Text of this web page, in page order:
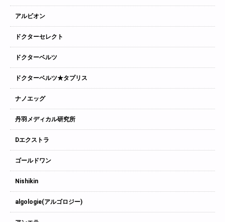
アルビオン
ドクターセレクト
ドクターベルツ
ドクターベルツ★タプリス
ナノエッグ
丹羽メディカル研究所
Dエクストラ
ゴールドワン
Nishikin
algologie(アルゴロジー)